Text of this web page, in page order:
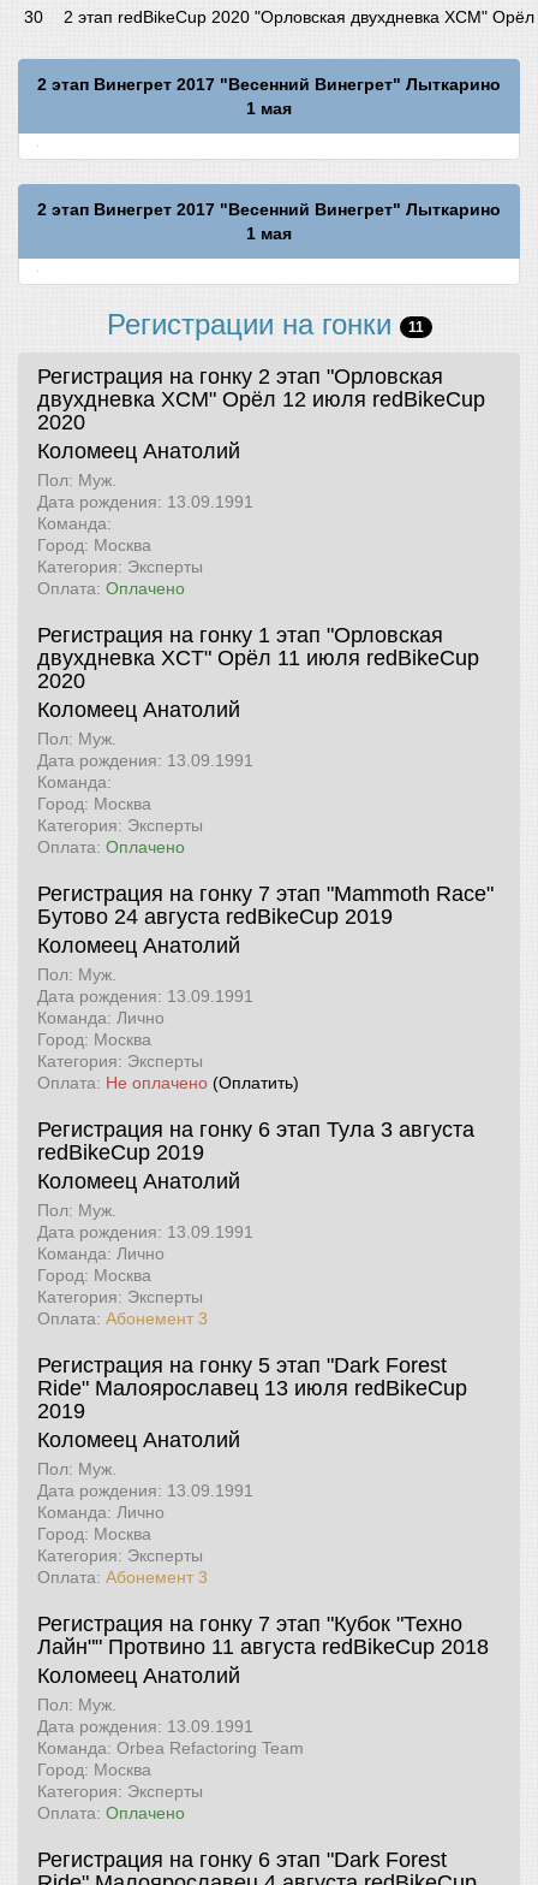
2 этап redBikeCup 2020 "Орловская двухдневка XCM"
2 этап Винегрет 2017 "Весенний Винегрет" Лыткарино
1 мая
2 этап Винегрет 2017 "Весенний Винегрет" Лыткарино
1 мая
Регистрации на гонки 11
Регистрация на гонку 2 этап "Орловская
двухдневка XCM" Орёл 12 июля redBikeCup
2020
Коломеец Анатолий
Пол: Муж.
Дата рождения: 13.09.1991
Команда:
Город: Москва
Категория: Эксперты
Оплата: Оплачено
Регистрация на гонку 1 этап "Орловская
двухдневка XCT" Орёл 11 июля redBikeCup
2020
Коломеец Анатолий
Пол: Муж.
Дата рождения: 13.09.1991
Команда:
Город: Москва
Категория: Эксперты
Оплата: Оплачено
Регистрация на гонку 7 этап "Mammoth Race"
Бутово 24 августа redBikeCup 2019
Коломеец Анатолий
Пол: Муж.
Дата рождения: 13.09.1991
Команда: Лично
Город: Москва
Категория: Эксперты
Оплата: Не оплачено (Оплатить)
Регистрация на гонку 6 этап Тула 3 августа
redBikeCup 2019
Коломеец Анатолий
Пол: Муж.
Дата рождения: 13.09.1991
Команда: Лично
Город: Москва
Категория: Эксперты
Оплата: Абонемент 3
Регистрация на гонку 5 этап "Dark Forest
Ride" Малоярославец 13 июля redBikeCup
2019
Коломеец Анатолий
Пол: Муж.
Дата рождения: 13.09.1991
Команда: Лично
Город: Москва
Категория: Эксперты
Оплата: Абонемент 3
Регистрация на гонку 7 этап "Кубок "Техно
Лайн"" Протвино 11 августа redBikeCup 2018
Коломеец Анатолий
Пол: Муж.
Дата рождения: 13.09.1991
Команда: Orbea Refactoring Team
Город: Москва
Категория: Эксперты
Оплата: Оплачено
Регистрация на гонку 6 этап "Dark Forest